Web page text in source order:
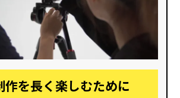
作を長く楽しむために